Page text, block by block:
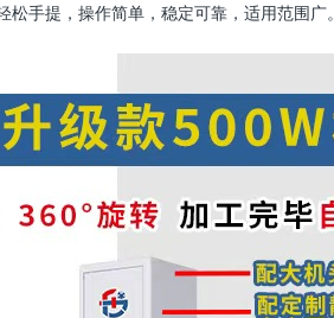
手提，操作简单，稳定可靠，适用范围广。